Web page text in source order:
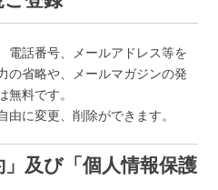
電話番号、メールアドレス等を
の省略や、メールマガジンの発
料です。
に変更、削除ができます。
及び「個人情報保護